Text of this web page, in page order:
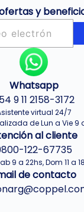
y
Whatsapp
9 11 2158-3172
virtual 24/7
de Lun a Vie 9
al cliente
122-67735
9 a 22hs, Dom 11 a
de contacto